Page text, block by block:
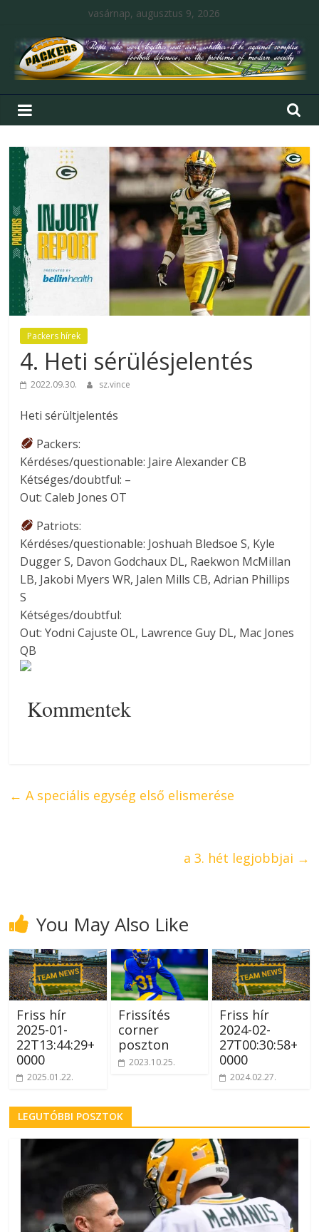
vasárnap, augusztus 9, 2026
Packers hírek
4. Heti sérülésjelentés
2022.09.30. sz.vince
Heti sérültjelentés
Packers:
Kérdéses/questionable: Jaire Alexander CB
Kétséges/doubtful: –
Out: Caleb Jones OT
Patriots:
Kérdéses/questionable: Joshuah Bledsoe S, Kyle
Dugger S, Davon Godchaux DL, Raekwon McMillan
LB, Jakobi Myers WR, Jalen Mills CB, Adrian Phillips
S
Kétséges/doubtful:
Out: Yodni Cajuste OL, Lawrence Guy DL, Mac Jones
QB
Kommentek
← A speciális egység első elismerése
a 3. hét legjobbjai →
You May Also Like
Friss hír
2025-01-
22T13:44:29+
0000
2025.01.22.
Frissítés
corner
poszton
2023.10.25.
Friss hír
2024-02-
27T00:30:58+
0000
2024.02.27.
LEGUTÓBBI POSZTOK